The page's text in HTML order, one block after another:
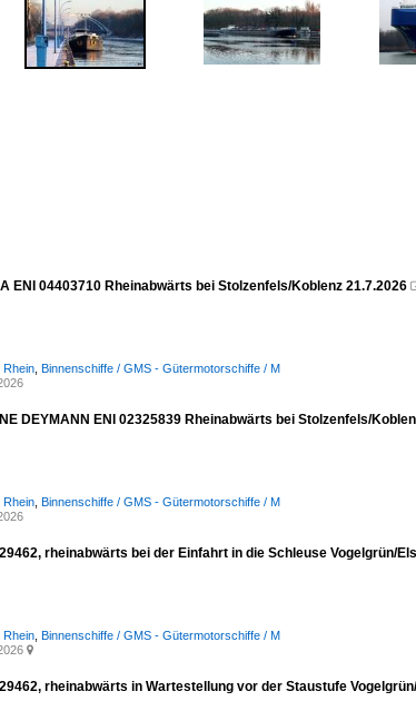
ENI 04403710 Rheinabwärts bei Stolzenfels/Koblenz 21.7.2026
Rhein Binnenschiffe / GMS - Gütermotorschiffe / M
DEYMANN ENI 02325839 Rheinabwärts bei Stolzenfels/
Rhein Binnenschiffe / GMS - Gütermotorschiffe / M
rheinabwärts bei der Einfahrt in die Schleuse Vogelgrün/
Rhein Binnenschiffe / GMS - Gütermotorschiffe / M

rheinabwärts in Wartestellung vor der Staustufe